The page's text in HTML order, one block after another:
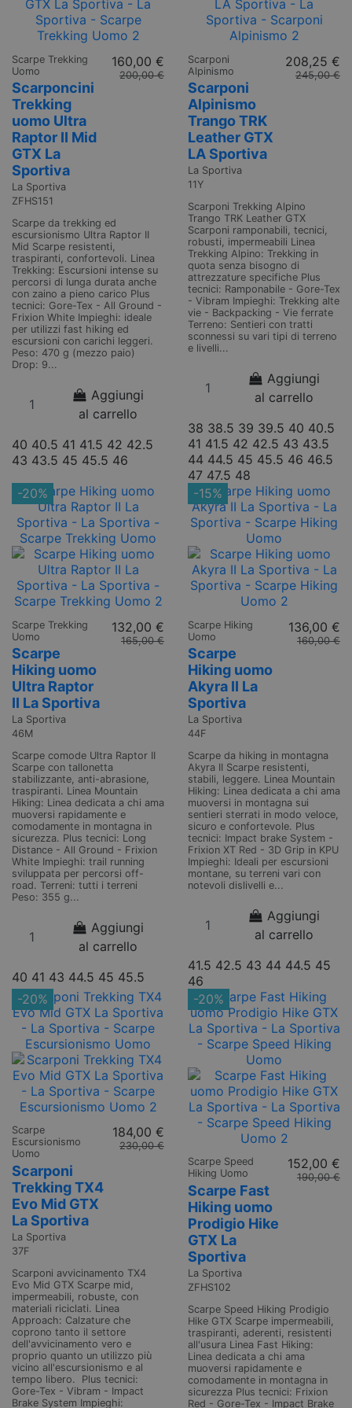
Scarpe Trekking
Uomo
Scarponcini
Trekking
uomo Ultra
Raptor II Mid
GTX La
Sportiva
La Sportiva
ZFHS151
160,00 €
200,00 €
Scarpe da trekking ed
escursionismo Ultra Raptor II
Mid Scarpe resistenti,
traspiranti, confortevoli. Linea
Trekking: Escursioni intense su
percorsi di lunga durata anche
con zaino a pieno carico Plus
tecnici: Gore-Tex - All Ground -
Frixion White Impieghi: ideale
per utilizzi fast hiking ed
escursioni con carichi leggeri.
Peso: 470 g (mezzo paio)
Drop: 9...
Aggiungi
al carrello
40 40.5 41 41.5 42 42.5
43 43.5 45 45.5 46
Scarponi
Alpinismo
Scarponi
Alpinismo
Trango TRK
Leather GTX
LA Sportiva
La Sportiva
11Y
208,25 €
245,00 €
Scarponi Trekking Alpino
Trango TRK Leather GTX
Scarponi ramponabili, tecnici,
robusti, impermeabili Linea
Trekking Alpino: Trekking in
quota senza bisogno di
attrezzature specifiche Plus
tecnici: Ramponabile - Gore-Tex
- Vibram Impieghi: Trekking alte
vie - Backpacking - Vie ferrate
Terreno: Sentieri con tratti
sconnessi su vari tipi di terreno
e livelli...
Aggiungi
al carrello
38 38.5 39 39.5 40 40.5
41 41.5 42 42.5 43 43.5
44 44.5 45 45.5 46 46.5
47 47.5 48
-20%
Scarpe Trekking
Uomo
Scarpe
Hiking uomo
Ultra Raptor
II La Sportiva
La Sportiva
46M
132,00 €
165,00 €
Scarpe comode Ultra Raptor II
Scarpe con tallonetta
stabilizzante, anti-abrasione,
traspiranti. Linea Mountain
Hiking: Linea dedicata a chi ama
muoversi rapidamente e
comodamente in montagna in
sicurezza. Plus tecnici: Long
Distance - All Ground - Frixion
White Impieghi: trail running
sviluppata per percorsi off-
road. Terreni: tutti i terreni
Peso: 355 g...
Aggiungi
al carrello
40 41 43 44.5 45 45.5
-15%
Scarpe Hiking
Uomo
Scarpe
Hiking uomo
Akyra II La
Sportiva
La Sportiva
44F
136,00 €
160,00 €
Scarpe da hiking in montagna
Akyra II Scarpe resistenti,
stabili, leggere. Linea Mountain
Hiking: Linea dedicata a chi ama
muoversi in montagna sui
sentieri sterrati in modo veloce,
sicuro e confortevole. Plus
tecnici: Impact brake System -
Frixion XT Red - 3D Grip in KPU
Impieghi: Ideali per escursioni
montane, su terreni vari con
notevoli dislivelli e...
Aggiungi
al carrello
41.5 42.5 43 44 44.5 45
46
-20%
Scarpe
Escursionismo
Uomo
Scarponi
Trekking TX4
Evo Mid GTX
La Sportiva
La Sportiva
37F
184,00 €
230,00 €
Scarponi avvicinamento TX4
Evo Mid GTX Scarpe mid,
impermeabili, robuste, con
materiali riciclati. Linea
Approach: Calzature che
coprono tanto il settore
dell'avvicinamento vero e
proprio quanto un utilizzo più
vicino all'escursionismo e al
tempo libero. Plus tecnici:
Gore-Tex - Vibram - Impact
Brake System Impieghi:
-20%
Scarpe Speed
Hiking Uomo
Scarpe Fast
Hiking uomo
Prodigio Hike
GTX La
Sportiva
La Sportiva
ZFHS102
152,00 €
190,00 €
Scarpe Speed Hiking Prodigio
Hike GTX Scarpe impermeabili,
traspiranti, aderenti, resistenti
all'usura Linea Fast Hiking:
Linea dedicata a chi ama
muoversi rapidamente e
comodamente in montagna in
sicurezza Plus tecnici: Frixion
Red - Gore-Tex - Impact Brake